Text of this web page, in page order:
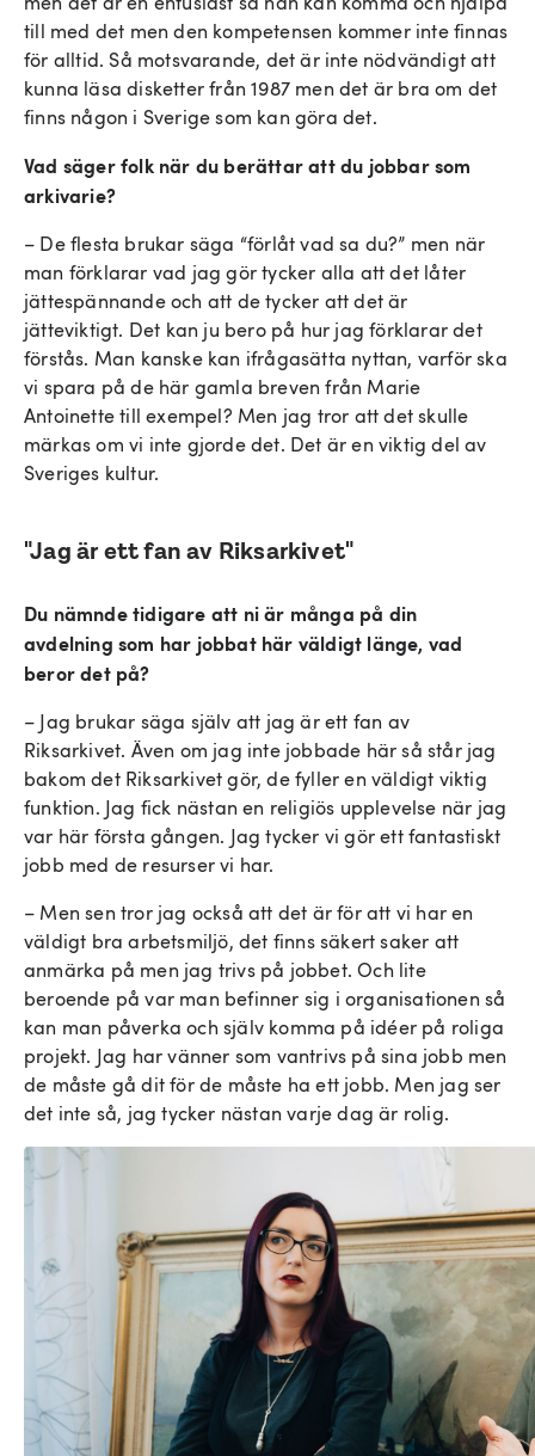
till med det men den kompetensen kommer inte finnas
för alltid. Så motsvarande, det är inte nödvändigt att
kunna läsa disketter från 1987 men det är bra om det
finns någon i Sverige som kan göra det.
Vad säger folk när du berättar att du jobbar som
arkivarie?
– De flesta brukar säga “förlåt vad sa du?” men när
man förklarar vad jag gör tycker alla att det låter
jättespännande och att de tycker att det är
jätteviktigt. Det kan ju bero på hur jag förklarar det
förstås. Man kanske kan ifrågasätta nyttan, varför ska
vi spara på de här gamla breven från Marie
Antoinette till exempel? Men jag tror att det skulle
märkas om vi inte gjorde det. Det är en viktig del av
Sveriges kultur.
"Jag är ett fan av Riksarkivet"
Du nämnde tidigare att ni är många på din
avdelning som har jobbat här väldigt länge, vad
beror det på?
– Jag brukar säga själv att jag är ett fan av
Riksarkivet. Även om jag inte jobbade här så står jag
bakom det Riksarkivet gör, de fyller en väldigt viktig
funktion. Jag fick nästan en religiös upplevelse när jag
var här första gången. Jag tycker vi gör ett fantastiskt
jobb med de resurser vi har.
– Men sen tror jag också att det är för att vi har en
väldigt bra arbetsmiljö, det finns säkert saker att
anmärka på men jag trivs på jobbet. Och lite
beroende på var man befinner sig i organisationen så
kan man påverka och själv komma på idéer på roliga
projekt. Jag har vänner som vantrivs på sina jobb men
de måste gå dit för de måste ha ett jobb. Men jag ser
det inte så, jag tycker nästan varje dag är rolig.